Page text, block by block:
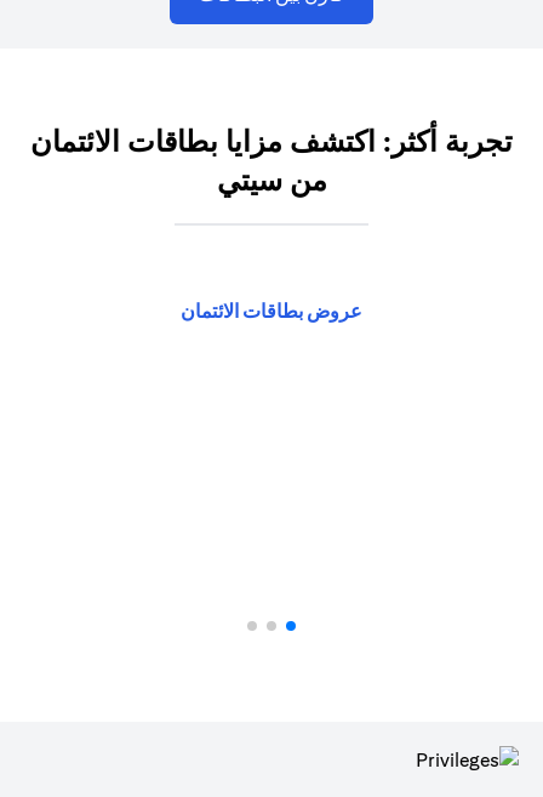
تجربة أكثر: اكتشف مزايا بطاقات الائتمان
من سيتي
عروض بطاقات الائتمان